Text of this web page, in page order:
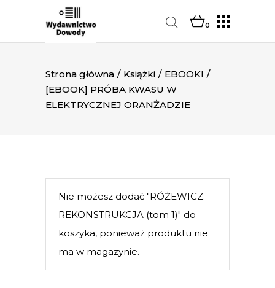
0
Strona główna / Książki / EBOOKI /
[EBOOK] PRÓBA KWASU W
ELEKTRYCZNEJ ORANŻADZIE
Nie możesz dodać "RÓŻEWICZ.
REKONSTRUKCJA (tom 1)" do
koszyka, ponieważ produktu nie
ma w magazynie.